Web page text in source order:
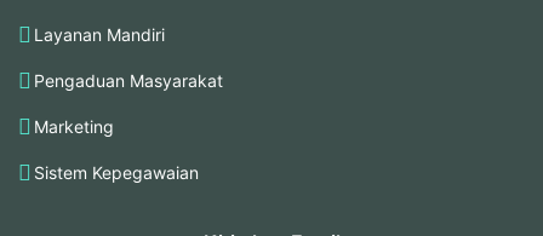
Layanan Mandiri
Pengaduan Masyarakat
Marketing
Sistem Kepegawaian